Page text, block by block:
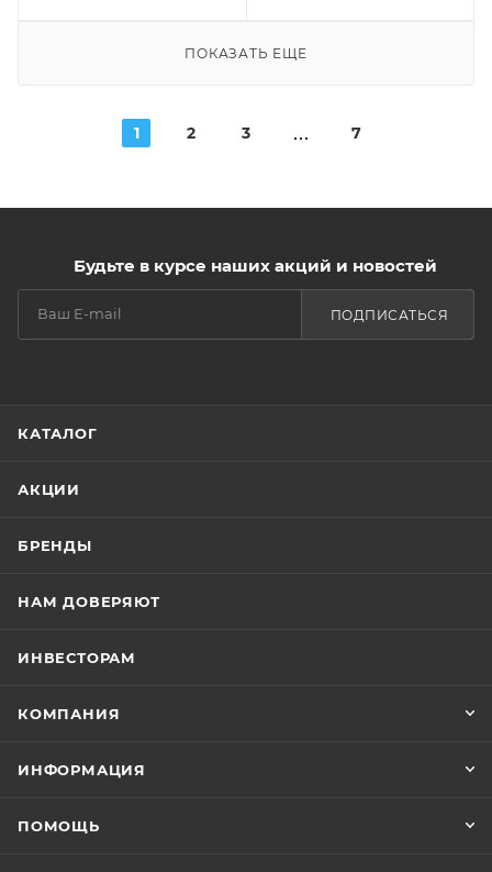
ПОКАЗАТЬ ЕЩЕ
1 2 3 7
Будьте в курсе наших акций и новостей
ПОДПИСАТЬСЯ
КАТАЛОГ
АКЦИИ
БРЕНДЫ
НАМ ДОВЕРЯЮТ
ИНВЕСТОРАМ
КОМПАНИЯ
ИНФОРМАЦИЯ
ПОМОЩЬ